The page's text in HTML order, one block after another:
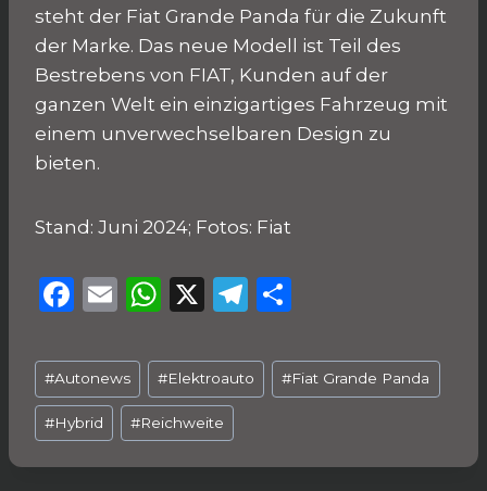
steht der Fiat Grande Panda für die Zukunft
der Marke. Das neue Modell ist Teil des
Bestrebens von FIAT, Kunden auf der
ganzen Welt ein einzigartiges Fahrzeug mit
einem unverwechselbaren Design zu
bieten.
Stand: Juni 2024; Fotos: Fiat
F
c
e
b
o
E
ai
l
W
a
ts
A
p
X
T
e
g
m
le
n
Schlagworte:
#Autonews #Elektroauto #Fiat Grande Panda
#Hybrid #Reichweite